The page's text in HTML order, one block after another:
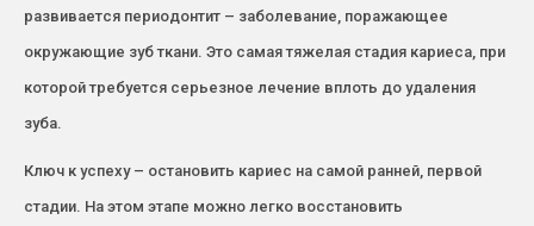
развивается периодонтит – заболевание, поражающее
окружающие зуб ткани. Это самая тяжелая стадия кариеса, при
которой требуется серьезное лечение вплоть до удаления
зуба.
Ключ к успеху – остановить кариес на самой ранней, первой
стадии. На этом этапе можно легко восстановить